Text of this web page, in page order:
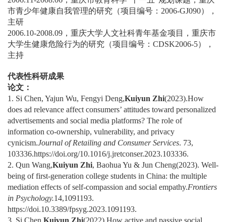
市青少年健康自我管理的研究（项目编号：2006-GJ090），
主研
2006.10-2008.09，重庆大学人文社科青年基金项目，重庆市
大学生健康危险行为的研究（项目编号：CDSK2006-5），
主持
代表性科研成果
论文：
1. Si Chen, Yajun Wu, Fengyi Deng,Kuiyun Zhi(2023).How
does ad relevance affect consumers’ attitudes toward personalized
advertisements and social media platforms? The role of
information co-ownership, vulnerability, and privacy
cynicism.Journal of Retailing and Consumer Services. 73,
103336.https://doi.org/10.1016/j.jretconser.2023.103336.
2. Qun Wang,Kuiyun Zhi, Baohua Yu & Jun Cheng(2023). Well-
being of first-generation college students in China: the multiple
mediation effects of self-compassion and social empathy.Frontiers
in Psychology.14,1091193.
https://doi.10.3389/fpsyg.2023.1091193.
3. Si Chen, Kuiyun Zhi(2022).How active and passive social